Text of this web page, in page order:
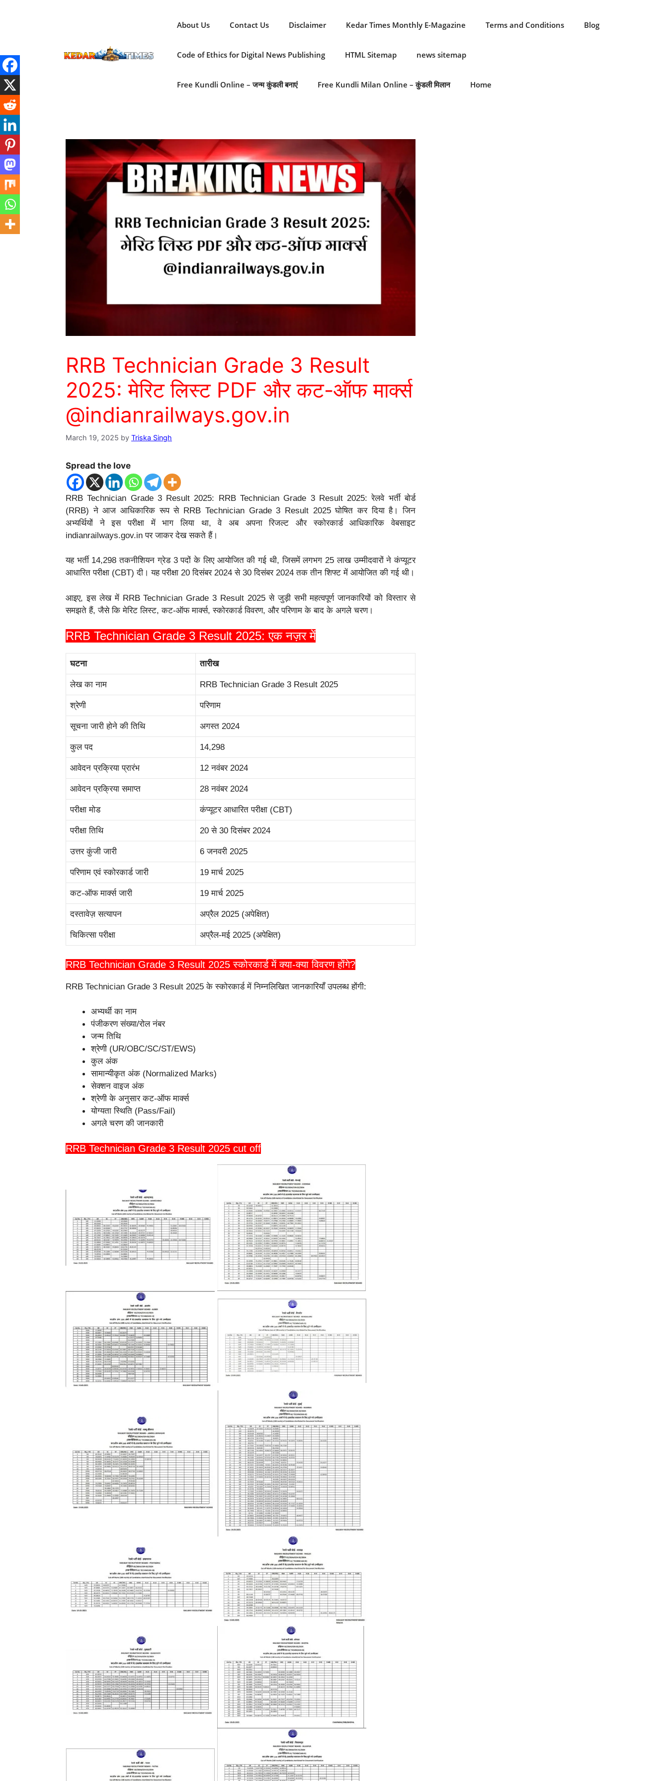
About Us Contact Us Disclaimer Kedar Times Monthly E-Magazine Terms and Conditions Blog
Code of Ethics for Digital News Publishing HTML Sitemap news sitemap
Free Kundli Online – जन्म कुंडली बनाएं Free Kundli Milan Online – कुंडली मिलान Home
RRB Technician Grade 3 Result
2025: मेरिट लिस्ट PDF और कट-ऑफ मार्क्स
@indianrailways.gov.in
March 19, 2025 by Triska Singh
Spread the love
RRB Technician Grade 3 Result 2025: RRB Technician Grade 3 Result 2025: रेलवे भर्ती बोर्ड
(RRB) ने आज आधिकारिक रूप से RRB Technician Grade 3 Result 2025 घोषित कर दिया है। जिन
अभ्यर्थियों ने इस परीक्षा में भाग लिया था, वे अब अपना रिजल्ट और स्कोरकार्ड आधिकारिक वेबसाइट
indianrailways.gov.in पर जाकर देख सकते हैं।
यह भर्ती 14,298 तकनीशियन ग्रेड 3 पदों के लिए आयोजित की गई थी, जिसमें लगभग 25 लाख उम्मीदवारों ने कंप्यूटर
आधारित परीक्षा (CBT) दी। यह परीक्षा 20 दिसंबर 2024 से 30 दिसंबर 2024 तक तीन शिफ्ट में आयोजित की गई थी।
आइए, इस लेख में RRB Technician Grade 3 Result 2025 से जुड़ी सभी महत्वपूर्ण जानकारियों को विस्तार से
समझते हैं, जैसे कि मेरिट लिस्ट, कट-ऑफ मार्क्स, स्कोरकार्ड विवरण, और परिणाम के बाद के अगले चरण।
RRB Technician Grade 3 Result 2025: एक नज़र में
घटना तारीख
लेख का नाम RRB Technician Grade 3 Result 2025
श्रेणी परिणाम
सूचना जारी होने की तिथि अगस्त 2024
कुल पद 14,298
आवेदन प्रक्रिया प्रारंभ 12 नवंबर 2024
आवेदन प्रक्रिया समाप्त 28 नवंबर 2024
परीक्षा मोड कंप्यूटर आधारित परीक्षा (CBT)
परीक्षा तिथि 20 से 30 दिसंबर 2024
उत्तर कुंजी जारी 6 जनवरी 2025
परिणाम एवं स्कोरकार्ड जारी 19 मार्च 2025
कट-ऑफ मार्क्स जारी 19 मार्च 2025
दस्तावेज़ सत्यापन अप्रैल 2025 (अपेक्षित)
चिकित्सा परीक्षा अप्रैल-मई 2025 (अपेक्षित)
RRB Technician Grade 3 Result 2025 स्कोरकार्ड में क्या-क्या विवरण होंगे?
RRB Technician Grade 3 Result 2025 के स्कोरकार्ड में निम्नलिखित जानकारियाँ उपलब्ध होंगी:
अभ्यर्थी का नाम
पंजीकरण संख्या/रोल नंबर
जन्म तिथि
श्रेणी (UR/OBC/SC/ST/EWS)
कुल अंक
सामान्यीकृत अंक (Normalized Marks)
सेक्शन वाइज अंक
श्रेणी के अनुसार कट-ऑफ मार्क्स
योग्यता स्थिति (Pass/Fail)
अगले चरण की जानकारी
RRB Technician Grade 3 Result 2025 cut off